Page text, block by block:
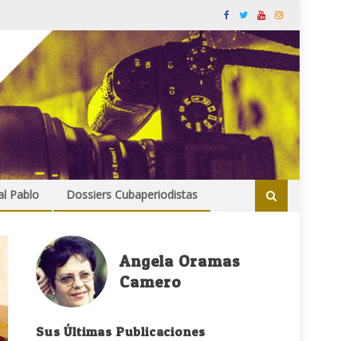
Pablo Dossiers Cubaperiodistas
Angela Oramas
Camero
Sus Últimas Publicaciones